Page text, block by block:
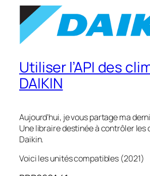
Utiliser l’API des
DAIKIN
Aujourd’hui, je vous partage ma
Une libraire destinée à contrôler
Daikin.
Voici les unités compatibles (2021)